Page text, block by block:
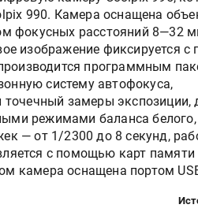
990. Камера оснащена
фокусных расстояний 8—32
изображение фиксируется
программным
систему автофокуса,
замеры экспозиции,
режимами баланса белого,
— от 1/2300 до 8 секунд,
с помощью карт памяти
камера оснащена портом